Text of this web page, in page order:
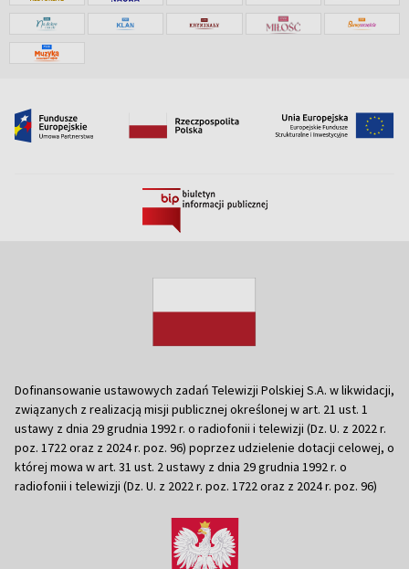
Dofinansowanie ustawowych zadań Telewizji Polskiej S.A. w likwidacji,
związanych z realizacją misji publicznej określonej w art. 21 ust. 1
ustawy z dnia 29 grudnia 1992 r. o radiofonii i telewizji (Dz. U. z 2022 r.
poz. 1722 oraz z 2024 r. poz. 96) poprzez udzielenie dotacji celowej, o
której mowa w art. 31 ust. 2 ustawy z dnia 29 grudnia 1992 r. o
radiofonii i telewizji (Dz. U. z 2022 r. poz. 1722 oraz z 2024 r. poz. 96)